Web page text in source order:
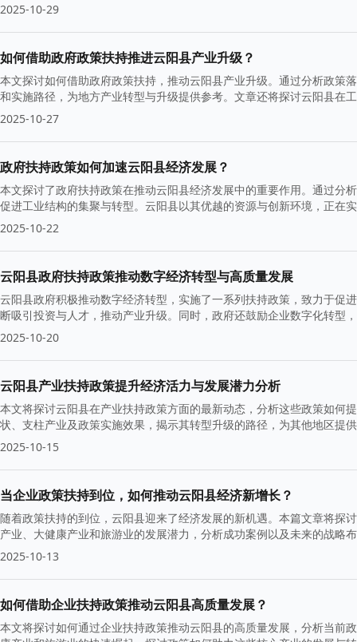
2025-10-29
如何借助政府政策扶持推进云阳县产业升级？
本文探讨如何借助政府政策扶持，推动云阳县产业升级。通过分析政策
和实施路径，为地方产业转型与升级提供参考。文章还将探讨云阳县在
2025-10-27
政府扶持政策如何加速云阳县经济发展？
本文探讨了政府扶持政策在推动云阳县经济发展中的重要作用。通过分
促进工业结构的集聚与转型。云阳县以其优越的资源与创新环境，正在
2025-10-22
云阳县政府扶持政策推动数字经济转型与高质量发展
云阳县政府积极推动数字经济转型，实施了一系列扶持政策，致力于促
断吸引投资与人才，推动产业升级。同时，政府还鼓励企业数字化转型
2025-10-20
云阳县产业扶持政策提升经济活力与发展潜力分析
本文将探讨云阳县在产业扶持政策方面的最新动态，分析这些政策如何
状、支柱产业及政策实施效果，揭示其转型升级的路径，为其他地区提
2025-10-15
当企业政策扶持到位，如何推动云阳县经济新增长？
随着政策扶持的到位，云阳县迎来了经济发展的新机遇。本篇文章将探
产业、大健康产业和旅游业的发展潜力，分析成功案例以及未来的战略
2025-10-13
如何借助企业扶持政策推动云阳县高质量发展？
本文将探讨如何通过企业扶持政策推动云阳县的高质量发展，分析当前